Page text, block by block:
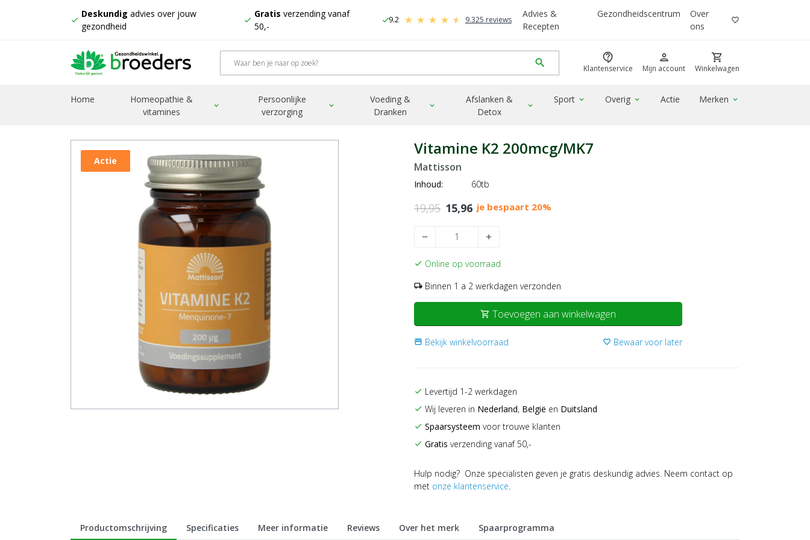
check
Deskundig advies over jouw
gezondheid
check
Gratis verzending vanaf
50,-
check9.2 9.325 reviews
Advies &
Recepten
Gezondheidscentrum
Over
ons
favorite_border
search contact_support
Klantenservice
person
Mijn account
shopping_cart
Winkelwagen
Home
Homeopathie &
vitamines
expand_more
Persoonlijke
verzorging
expand_more
Voeding &
Dranken
expand_more
Afslanken &
Detox
expand_more
Sport expand_more Overig expand_more Actie Merken expand_more
Home Producten Vitamine K2 200mcg/MK7
Actie
Vitamine K2 200mcg/MK7
Mattisson
Inhoud: 60tb
19,95 15,96 je bespaart 20%
remove add
check Online op voorraad
local_shipping Binnen 1 a 2 werkdagen verzonden
shopping_cart Toevoegen aan winkelwagen
storefront Bekijk winkelvoorraad favorite_border Bewaar voor later
check Levertijd 1-2 werkdagen
check Wij leveren in Nederland, België en Duitsland
check Spaarsysteem voor trouwe klanten
check Gratis verzending vanaf 50,-
Hulp nodig? Onze specialisten geven je gratis deskundig advies. Neem contact op
met onze klantenservice.
Productomschrijving Specificaties Meer informatie Reviews Over het merk Spaarprogramma